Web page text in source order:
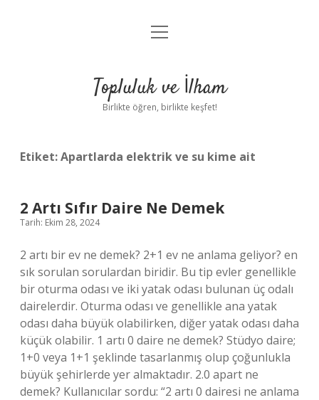
Anasayfa
Yasal Uyarı
menüyü
Topluluk ve İlham
Birlikte öğren, birlikte keşfet!
Etiket:Apartlarda elektrik ve su kime ait
2 Artı Sıfır Daire Ne Demek
Tarih: Ekim 28, 2024
2 artı bir ev ne demek? 2+1 ev ne anlama geliyor? en
sık sorulan sorulardan biridir. Bu tip evler genellikle
bir oturma odası ve iki yatak odası bulunan üç odalı
dairelerdir. Oturma odası ve genellikle ana yatak
odası daha büyük olabilirken, diğer yatak odası daha
küçük olabilir. 1 artı 0 daire ne demek? Stüdyo daire;
1+0 veya 1+1 şeklinde tasarlanmış olup çoğunlukla
büyük şehirlerde yer almaktadır. 2.0 apart ne
demek? Kullanıcılar sordu: “2 artı 0 dairesi ne anlama